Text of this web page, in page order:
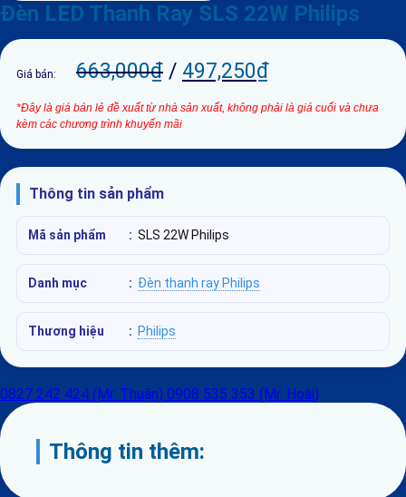
Đèn LED Thanh Ray SLS 22W Philips
Giá bán: 663,000₫ / 497,250₫
*Đây là giá bán lẻ đề xuất từ nhà sản xuất, không phải là giá cuối và chưa
kèm các chương trình khuyến mãi
Thông tin sản phẩm
Mã sản phẩm : SLS 22W Philips
Danh mục : Đèn thanh ray Philips
Thương hiệu : Philips
0827 242 424 (Mr. Thuận) 0908 535 353 (Mr. Hoài)
Thông tin thêm: